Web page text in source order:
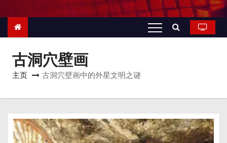
古洞穴壁画
主页 古洞穴壁画中的外星文明之谜